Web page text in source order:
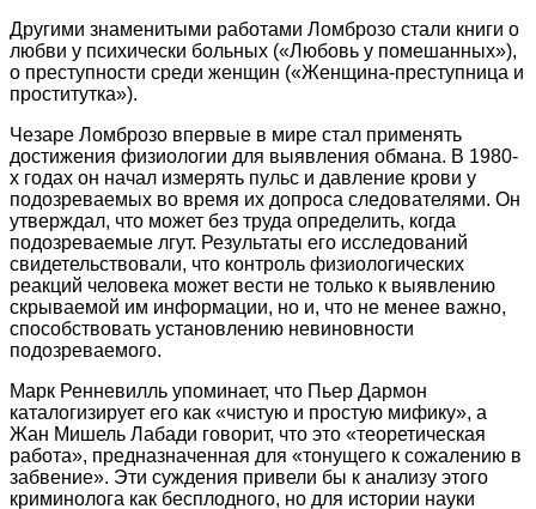
Другими знаменитыми работами Ломброзо стали книги о
любви у психически больных («Любовь у помешанных»),
о преступности среди женщин («Женщина-преступница и
проститутка»).
Чезаре Ломброзо впервые в мире стал применять
достижения физиологии для выявления обмана. В 1980-
х годах он начал измерять пульс и давление крови у
подозреваемых во время их допроса следователями. Он
утверждал, что может без труда определить, когда
подозреваемые лгут. Результаты его исследований
свидетельствовали, что контроль физиологических
реакций человека может вести не только к выявлению
скрываемой им информации, но и, что не менее важно,
способствовать установлению невиновности
подозреваемого.
Марк Ренневилль упоминает, что Пьер Дармон
каталогизирует его как «чистую и простую мифику», а
Жан Мишель Лабади говорит, что это «теоретическая
работа», предназначенная для «тонущего к сожалению в
забвение». Эти суждения привели бы к анализу этого
криминолога как бесплодного, но для истории науки